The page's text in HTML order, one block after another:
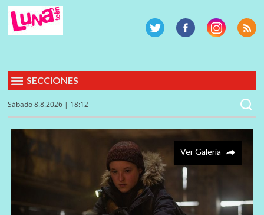
SECCIONES
Sábado 8.8.2026 | 18:12
Ver Galería